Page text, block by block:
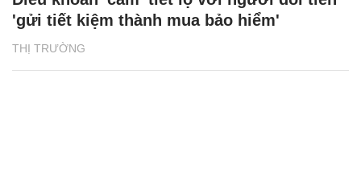
THỊ TRƯỜNG
'gửi tiết kiệm thành mua bảo hiểm'